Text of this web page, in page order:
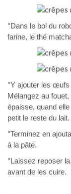
°Dans le bol du
farine, le thé
°Y ajouter les œufs
Mélangez au
épaisse, quand
petit le reste du
°Terminez en
à la pâte.
°Laissez reposer
avant de les cuire.